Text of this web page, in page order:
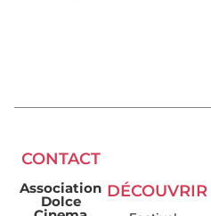
CONTACT
Association
Dolce
DÉCOUVRIR